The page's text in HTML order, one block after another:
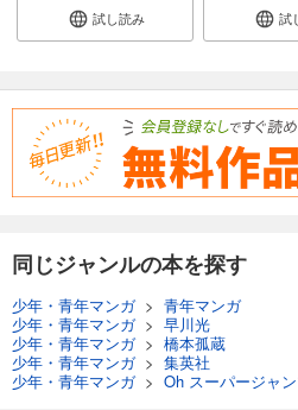
試し読み 試
同じジャンルの本を探す
少年・青年マンガ> 青年マンガ
少年・青年マンガ> 早川光
少年・青年マンガ> 橋本孤蔵
少年・青年マンガ> 集英社
少年・青年マンガ> Oh スーパージャ